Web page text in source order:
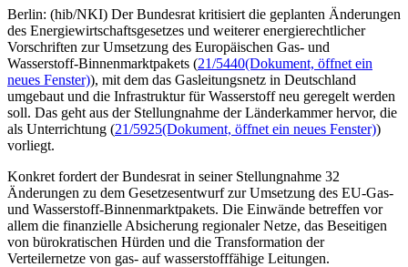
Berlin: (hib/NKI) Der Bundesrat kritisiert die geplanten Änderungen
des Energiewirtschaftsgesetzes und weiterer energierechtlicher
Vorschriften zur Umsetzung des Europäischen Gas- und
Wasserstoff-Binnenmarktpakets (21/5440(Dokument, öffnet ein
neues Fenster)), mit dem das Gasleitungsnetz in Deutschland
umgebaut und die Infrastruktur für Wasserstoff neu geregelt werden
soll. Das geht aus der Stellungnahme der Länderkammer hervor, die
als Unterrichtung (21/5925(Dokument, öffnet ein neues Fenster))
vorliegt.
Konkret fordert der Bundesrat in seiner Stellungnahme 32
Änderungen zu dem Gesetzesentwurf zur Umsetzung des EU-Gas-
und Wasserstoff-Binnenmarktpakets. Die Einwände betreffen vor
allem die finanzielle Absicherung regionaler Netze, das Beseitigen
von bürokratischen Hürden und die Transformation der
Verteilernetze von gas- auf wasserstofffähige Leitungen.